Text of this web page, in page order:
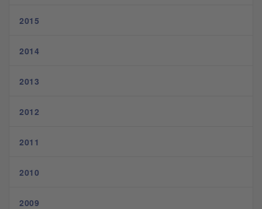
2015
2014
2013
2012
2011
2010
2009